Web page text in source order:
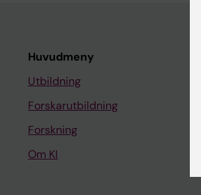
Huvudmeny
Utbildning
Forskarutbildning
Forskning
Om KI